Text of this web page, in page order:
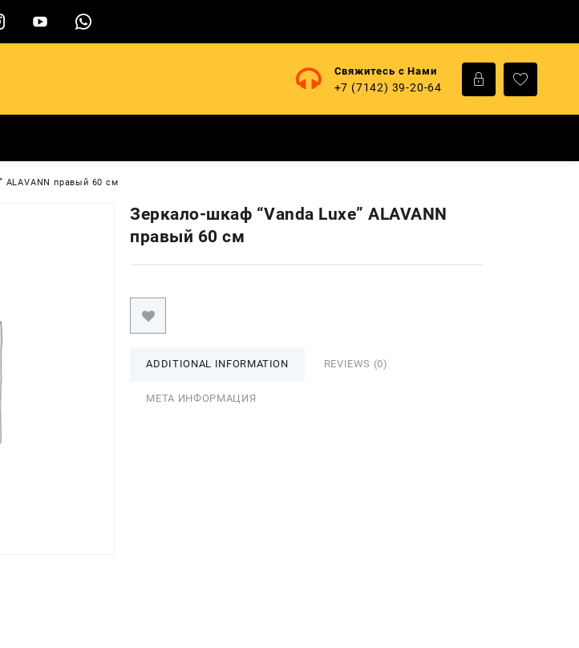
Свяжитесь с Нами
+7 (7142) 39-20-64
ALAVANN правый 60 см
Зеркало-шкаф “Vanda Luxe” ALAVANN
правый 60 см
ADDITIONAL INFORMATION REVIEWS (0)
МЕТА ИНФОРМАЦИЯ